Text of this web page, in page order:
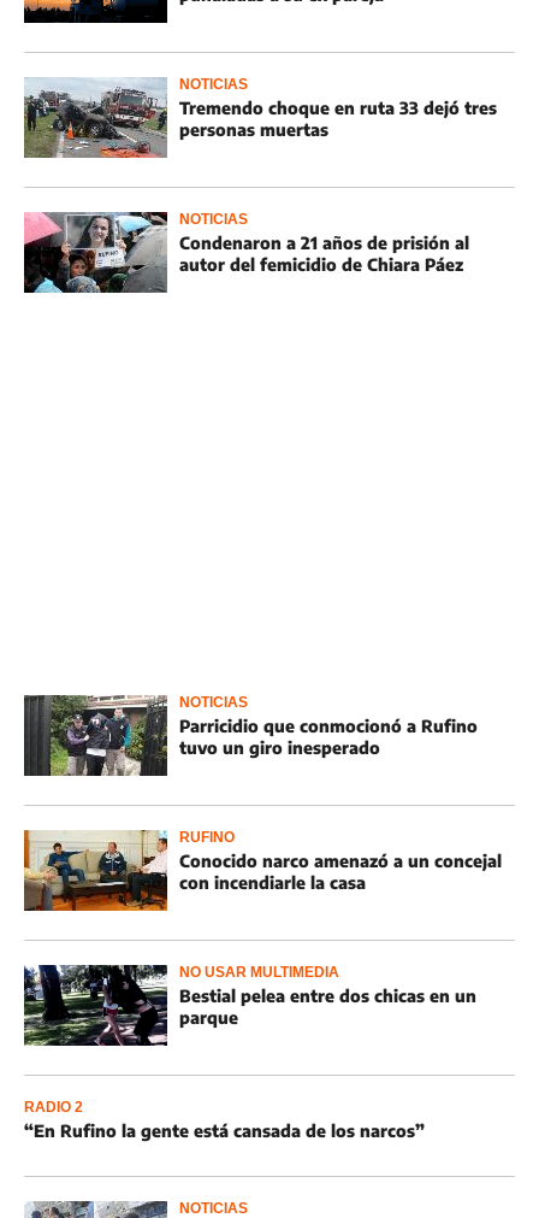
NOTICIAS
Tremendo choque en ruta 33 dejó tres
personas muertas
NOTICIAS
Condenaron a 21 años de prisión al
autor del femicidio de Chiara Páez
NOTICIAS
Parricidio que conmocionó a Rufino
tuvo un giro inesperado
RUFINO
Conocido narco amenazó a un concejal
con incendiarle la casa
NO USAR MULTIMEDIA
Bestial pelea entre dos chicas en un
parque
RADIO 2
“En Rufino la gente está cansada de los narcos”
NOTICIAS